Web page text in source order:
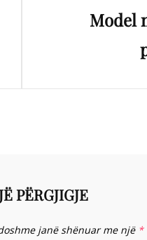
Model
PËRGJIGJE
janë shënuar me një *